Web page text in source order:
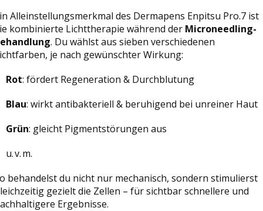
Alleinstellungsmerkmal des Dermapens Enpitsu Pro.7 ist
kombinierte Lichttherapie während der Microneedling-
. Du wählst aus sieben verschiedenen
je nach gewünschter Wirkung:
Rot: fördert Regeneration & Durchblutung
Blau: wirkt antibakteriell & beruhigend bei unreiner Haut
Grün: gleicht Pigmentstörungen aus
u. v. m.
behandelst du nicht nur mechanisch, sondern stimulierst
gezielt die Zellen – für sichtbar schnellere und
Ergebnisse.